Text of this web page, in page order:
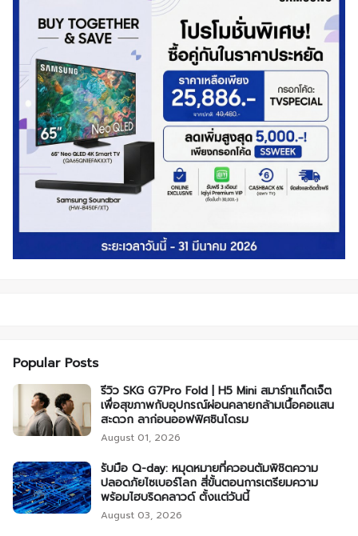
Popular Posts
รีวิว SKG G7Pro Fold | H5 Mini สมาร์ทแก็ดเจ็ต
เพื่อสุขภาพกับอุปกรณ์ผ่อนคลายกล้ามเนื้อคอแสน
สะดวก ลาก่อนออฟฟิศซินโดรม
August 01, 2026
รับมือ Q-day: หมุดหมายที่ควอนตัมพิชิตความ
ปลอดภัยไซเบอร์โลก สี่ขั้นตอนการเตรียมความ
พร้อมไฮบริดคลาวด์ ตั้งแต่วันนี้
August 03, 2026